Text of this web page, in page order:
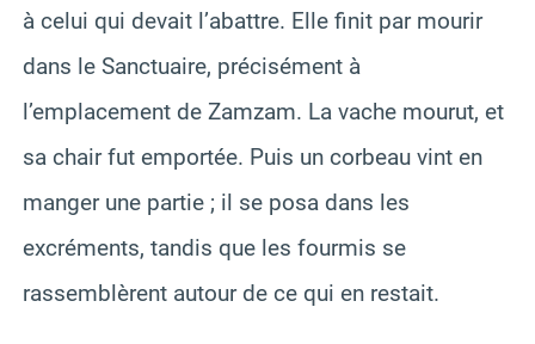
à celui qui devait l’abattre. Elle finit par mourir
dans le Sanctuaire, précisément à
l’emplacement de Zamzam. La vache mourut, et
sa chair fut emportée. Puis un corbeau vint en
manger une partie ; il se posa dans les
excréments, tandis que les fourmis se
rassemblèrent autour de ce qui en restait.